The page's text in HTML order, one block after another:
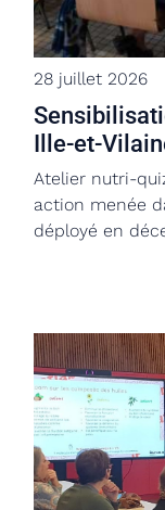
28 juillet 2026
Ille-et-
Atelier nutri-
action menée
déployé en